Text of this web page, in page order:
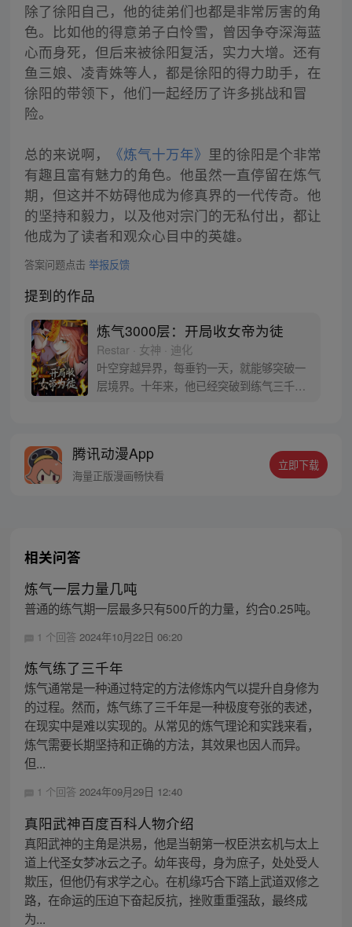
除了徐阳自己，他的徒弟们也都是非常厉害的角
色。比如他的得意弟子白怜雪，曾因争夺深海蓝
心而身死，但后来被徐阳复活，实力大增。还有
鱼三娘、凌青姝等人，都是徐阳的得力助手，在
徐阳的带领下，他们一起经历了许多挑战和冒
险。
总的来说啊， 《炼气十万年》 里的徐阳是个非常
有趣且富有魅力的角色。他虽然一直停留在炼气
期，但这并不妨碍他成为修真界的一代传奇。他
的坚持和毅力，以及他对宗门的无私付出，都让
他成为了读者和观众心目中的英雄。
答案问题点击 举报反馈
提到的作品
炼气3000层：开局收女帝为徒
Restar · 女神 · 迪化
叶空穿越异界，每垂钓一天，就能够突破一
层境界。十年来，他已经突破到练气三千多
不要让我操心。 女帝：不可能不可能，我师
尊才练气，他都是装的，绝不可能是绝世高
腾讯动漫App
海量正版漫画畅快看
立即下载
相关问答
炼气一层力量几吨
普通的练气期一层最多只有500斤的力量，约合0.25吨。
1 个回答 2024年10月22日 06:20
炼气练了三千年
炼气通常是一种通过特定的方法修炼内气以提升自身修为
的过程。然而，炼气练了三千年是一种极度夸张的表述，
在现实中是难以实现的。从常见的炼气理论和实践来看，
炼气需要长期坚持和正确的方法，其效果也因人而异。
但...
1 个回答 2024年09月29日 12:40
真阳武神百度百科人物介绍
真阳武神的主角是洪易，他是当朝第一权臣洪玄机与太上
道上代圣女梦冰云之子。幼年丧母，身为庶子，处处受人
欺压，但他仍有求学之心。在机缘巧合下踏上武道双修之
路，在命运的压迫下奋起反抗，挫败重重强敌，最终成
为...